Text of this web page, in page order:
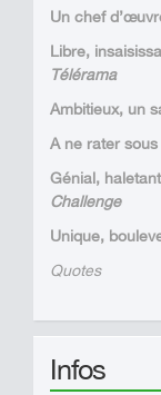
Un chef
Libre,
Télérama
Ambitieux, un
A ne rater
Génial,
Challenge
Unique,
Quotes
Infos